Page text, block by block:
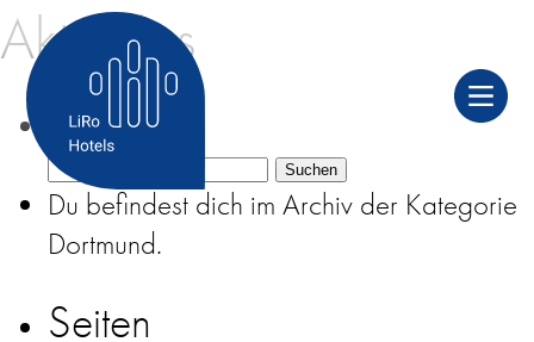
Aktuelles
Suchen nach:
Du befindest dich im Archiv der Kategorie
Dortmund.
Seiten